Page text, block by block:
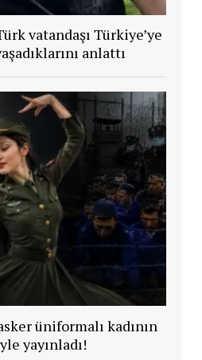
vatandaşı Türkiye’ye
anlattı
üniformalı kadının
yayınladı!